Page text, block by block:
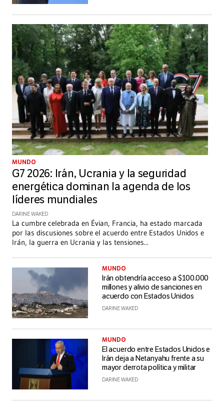
MUNDO
G7 2026: Irán, Ucrania y la seguridad
energética dominan la agenda de los
líderes mundiales
DARINE WAKED
La cumbre celebrada en Évian, Francia, ha estado marcada
por las discusiones sobre el acuerdo entre Estados Unidos e
Irán, la guerra en Ucrania y las tensiones...
MUNDO
Irán obtendría acceso a $100.000
millones y alivio de sanciones en
acuerdo con Estados Unidos
DARINE WAKED
MUNDO
El acuerdo entre Estados Unidos e
Irán deja a Netanyahu frente a su
mayor derrota política y militar
DARINE WAKED